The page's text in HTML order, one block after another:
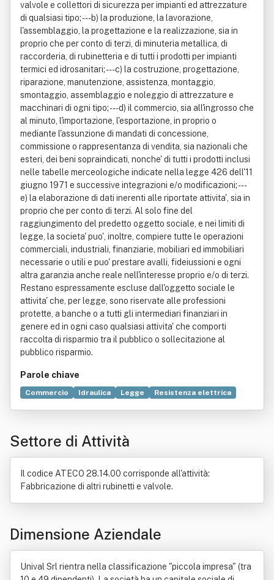
valvole e collettori di sicurezza per impianti ed attrezzature
di qualsiasi tipo; ---b) la produzione, la lavorazione,
l'assemblaggio, la progettazione e la realizzazione, sia in
proprio che per conto di terzi, di minuteria metallica, di
raccorderia, di rubinetteria e di tutti i prodotti per impianti
termici ed idrosanitari; ---c) la costruzione, progettazione,
riparazione, manutenzione, assistenza, montaggio,
smontaggio, assemblaggio e noleggio di attrezzature e
macchinari di ogni tipo; ---d) il commercio, sia all'ingrosso che
al minuto, l'importazione, l'esportazione, in proprio o
mediante l'assunzione di mandati di concessione,
commissione o rappresentanza di vendita, sia nazionali che
esteri, dei beni sopraindicati, nonche' di tutti i prodotti inclusi
nelle tabelle merceologiche indicate nella legge 426 dell'11
giugno 1971 e successive integrazioni e/o modificazioni; ---
e) la elaborazione di dati inerenti alle riportate attivita', sia in
proprio che per conto di terzi. Al solo fine del
raggiungimento del predetto oggetto sociale, e nei limiti di
legge, la societa' puo', inoltre, compiere tutte le operazioni
commerciali, industriali, finanziarie, mobiliari ed immobiliari
necessarie o utili e puo' prestare avalli, fideiussioni e ogni
altra garanzia anche reale nell'interesse proprio e/o di terzi.
Restano espressamente escluse dall'oggetto sociale le
attivita' che, per legge, sono riservate alle professioni
protette, a banche o a tutti gli intermediari finanziari in
genere ed in ogni caso qualsiasi attivita' che comporti
raccolta di risparmio tra il pubblico o sollecitazione al
pubblico risparmio.
Parole chiave
Commercio Idraulica Legge
Resistenza elettrica
Valvola di sicurezza
Glocalizzazione
Valvola (idraulica)
Settore di Attività
Il codice ATECO 28.14.00 corrisponde all'attività:
Fabbricazione di altri rubinetti e valvole.
Dimensione Aziendale
Unival Srl rientra nella classificazione "piccola impresa" (tra